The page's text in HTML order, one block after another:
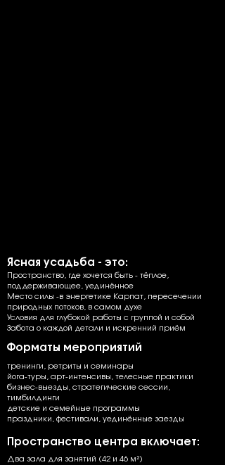
Ясная усадьба - это:
Пространство, где хочется быть - тёплое,
поддерживающее, уединённое
Место силы -в энергетике Карпат, пересечении
природных потоков, в самом духе
Условия для глубокой работы с группой и собой
Забота о каждой детали и искренний приём
Форматы мероприятий
тренинги, ретриты и семинары
йога-туры, арт-интенсивы, телесные практики
бизнес-выезды, стратегические сессии,
тимбилдинги
детские и семейные программы
праздники, фестивали, уединённые заезды
Пространство центра включает:
Два зала для занятий (42 и 46 м²)